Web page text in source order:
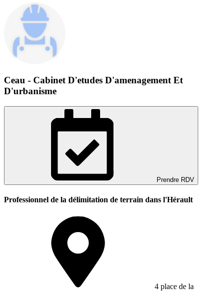
Ceau - Cabinet D'etudes D'amenagement Et
D'urbanisme
Prendre RDV
Professionnel de la délimitation de terrain dans l'Hérault
4 place de la